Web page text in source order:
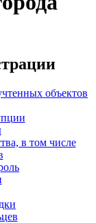
объектов
в том числе